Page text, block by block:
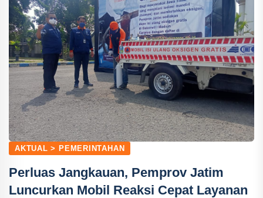
AKTUAL > PEMERINTAHAN
Perluas Jangkauan, Pemprov Jatim
Luncurkan Mobil Reaksi Cepat Layanan